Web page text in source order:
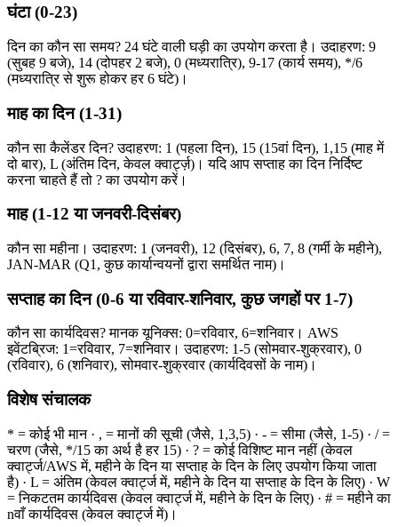
घंटा (0-23)
दिन का कौन सा समय? 24 घंटे वाली घड़ी का उपयोग करता है। उदाहरण: 9
(सुबह 9 बजे), 14 (दोपहर 2 बजे), 0 (मध्यरात्रि), 9-17 (कार्य समय), */6
(मध्यरात्रि से शुरू होकर हर 6 घंटे)।
माह का दिन (1-31)
कौन सा कैलेंडर दिन? उदाहरण: 1 (पहला दिन), 15 (15वां दिन), 1,15 (माह में
दो बार), L (अंतिम दिन, केवल क्वार्ट्ज़)। यदि आप सप्ताह का दिन निर्दिष्ट
करना चाहते हैं तो ? का उपयोग करें।
माह (1-12 या जनवरी-दिसंबर)
कौन सा महीना। उदाहरण: 1 (जनवरी), 12 (दिसंबर), 6, 7, 8 (गर्मी के महीने),
JAN-MAR (Q1, कुछ कार्यान्वयनों द्वारा समर्थित नाम)।
सप्ताह का दिन (0-6 या रविवार-शनिवार, कुछ जगहों पर 1-7)
कौन सा कार्यदिवस? मानक यूनिक्स: 0=रविवार, 6=शनिवार। AWS
इवेंटब्रिज: 1=रविवार, 7=शनिवार। उदाहरण: 1-5 (सोमवार-शुक्रवार), 0
(रविवार), 6 (शनिवार), सोमवार-शुक्रवार (कार्यदिवसों के नाम)।
विशेष संचालक
* = कोई भी मान · , = मानों की सूची (जैसे, 1,3,5) · - = सीमा (जैसे, 1-5) · / =
चरण (जैसे, */15 का अर्थ है हर 15) · ? = कोई विशिष्ट मान नहीं (केवल
क्वार्ट्ज/AWS में, महीने के दिन या सप्ताह के दिन के लिए उपयोग किया जाता
है) · L = अंतिम (केवल क्वार्ट्ज में, महीने के दिन या सप्ताह के दिन के लिए) · W
= निकटतम कार्यदिवस (केवल क्वार्ट्ज में, महीने के दिन के लिए) · # = महीने का
nवाँ कार्यदिवस (केवल क्वार्ट्ज में)।